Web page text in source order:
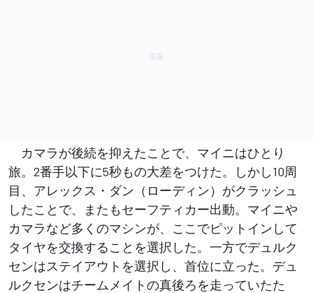
カマラが後続を抑えたことで、マイニはひとり
旅。2番手以下に5秒もの大差をつけた。しかし10周
目、アレックス・ダン（ローディン）がクラッシュ
したことで、またもセーフティカー出動。マイニや
カマラなど多くのマシンが、ここでピットインして
タイヤを交換することを選択した。一方でデュルク
センはステイアウトを選択し、首位に立った。デュ
ルクセンはチームメイトの真後ろを走っていたた